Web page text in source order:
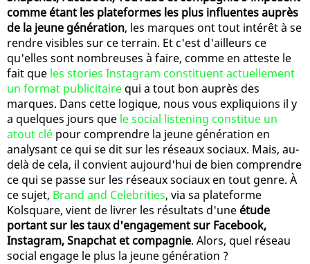
comme étant les plateformes les plus influentes auprès
de la jeune génération, les marques ont tout intérêt à se
rendre visibles sur ce terrain. Et c'est d'ailleurs ce
qu'elles sont nombreuses à faire, comme en atteste le
fait que les stories Instagram constituent actuellement
un format publicitaire qui a tout bon auprès des
marques. Dans cette logique, nous vous expliquions il y
a quelques jours que le social listening constitue un
atout clé pour comprendre la jeune génération en
analysant ce qui se dit sur les réseaux sociaux. Mais, au-
delà de cela, il convient aujourd'hui de bien comprendre
ce qui se passe sur les réseaux sociaux en tout genre. À
ce sujet, Brand and Celebrities, via sa plateforme
Kolsquare, vient de livrer les résultats d'une étude
portant sur les taux d'engagement sur Facebook,
Instagram, Snapchat et compagnie. Alors, quel réseau
social engage le plus la jeune génération ?